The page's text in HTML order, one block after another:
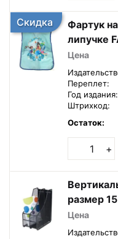
Скидка
Фартук
липучке
Цена
Переплет:
Год издания:
Штрихкод:
Остаток:
+
размер
черный
Цена